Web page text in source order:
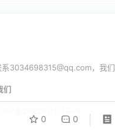
0 0
3034698315@qq.com，我
们